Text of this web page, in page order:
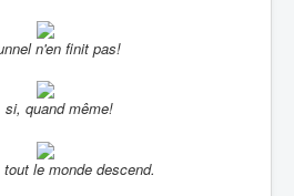
n'en finit pas!
si, quand même!
tout le monde descend.